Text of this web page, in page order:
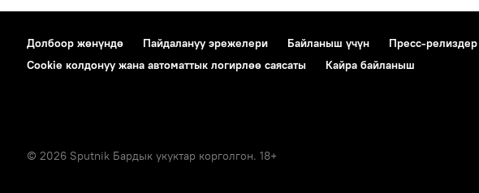
Долбоор жөнүндө Пайдалануу эрежелери Байланыш үчүн Пресс-релиздер
Cookie колдонуу жана автоматтык логирлөө саясаты
Кайра байланыш
© 2026 Sputnik Бардык укуктар корголгон. 18+